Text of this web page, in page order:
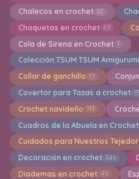
Chalecos en crochet 82
Chaquetas en crochet 69
Cola de Sirena en Crochet 1
Colección TSUM TSUM Amigurumi
Collar de ganchillo 17
Covertor para Tazas a crochet
Crochet navideño 113
Cuadros de la Abuela en Crochet
Cuidados para Nuestros
Decoración en crochet 344
Diademas en crochet 49